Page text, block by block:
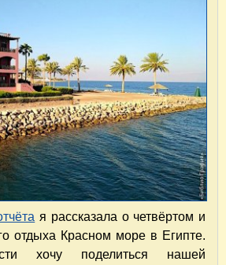
я рассказала о четвёртом и
отдыха Красном море в Египте.
хочу поделиться нашей